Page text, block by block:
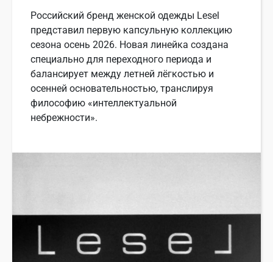
Российский бренд женской одежды Lesel
представил первую капсульную коллекцию
сезона осень 2026. Новая линейка создана
специально для переходного периода и
балансирует между летней лёгкостью и
осенней основательностью, транслируя
философию «интеллектуальной
небрежности».